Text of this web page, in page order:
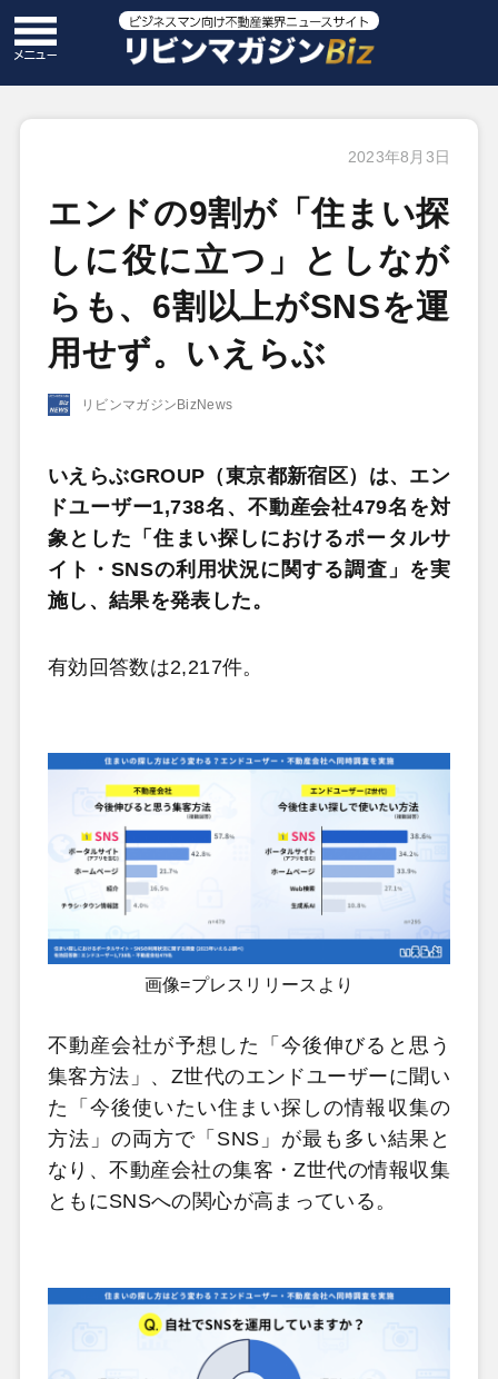
2023年8月3日
エンドの9割が「住まい探
しに役に立つ」としなが
らも、6割以上がSNSを運
用せず。いえらぶ
リビンマガジンBizNews
いえらぶGROUP（東京都新宿区）は、エン
ドユーザー1,738名、不動産会社479名を対
象とした「住まい探しにおけるポータルサ
イト・SNSの利用状況に関する調査」を実
施し、結果を発表した。
有効回答数は2,217件。
画像=プレスリリースより
不動産会社が予想した「今後伸びると思う
集客方法」、Z世代のエンドユーザーに聞い
た「今後使いたい住まい探しの情報収集の
方法」の両方で「SNS」が最も多い結果と
なり、不動産会社の集客・Z世代の情報収集
ともにSNSへの関心が高まっている。